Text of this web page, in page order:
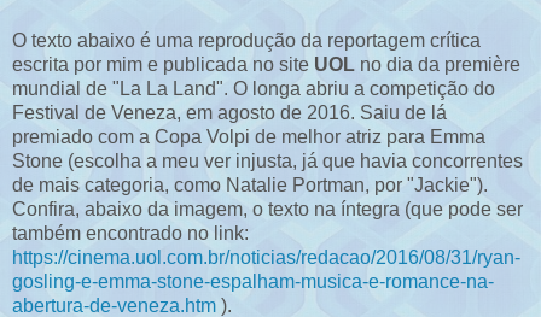
O texto abaixo é uma reprodução da reportagem crítica
escrita por mim e publicada no site UOL no dia da première
mundial de "La La Land". O longa abriu a competição do
Festival de Veneza, em agosto de 2016. Saiu de lá
premiado com a Copa Volpi de melhor atriz para Emma
Stone (escolha a meu ver injusta, já que havia concorrentes
de mais categoria, como Natalie Portman, por "Jackie").
Confira, abaixo da imagem, o texto na íntegra (que pode ser
também encontrado no link:
https://cinema.uol.com.br/noticias/redacao/2016/08/31/ryan-
gosling-e-emma-stone-espalham-musica-e-romance-na-
abertura-de-veneza.htm ).